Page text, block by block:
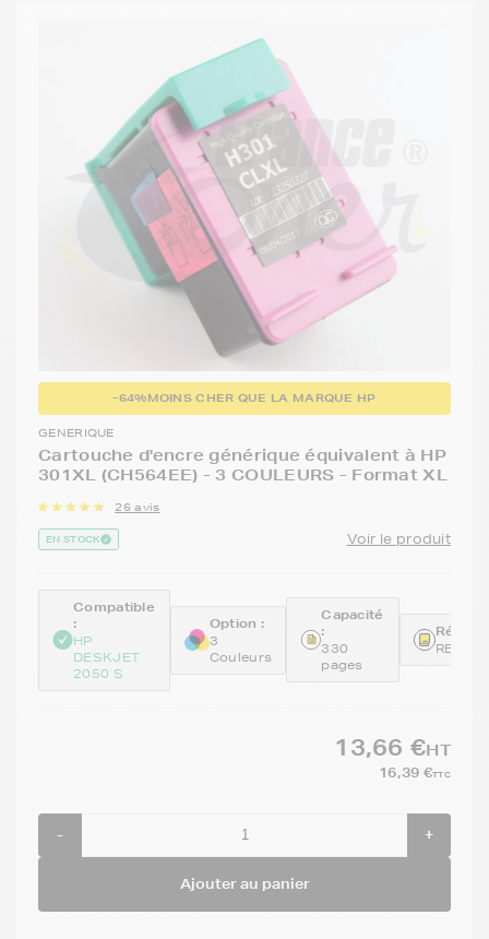
-64%MOINS CHER QUE LA MARQUE HP
GENERIQUE
Cartouche d'encre générique équivalent à HP
301XL (CH564EE) - 3 COULEURS - Format XL
26 avis
EN STOCK Voir le produit
Compatible
:
HP
DESKJET
2050 S
Option :
3
Couleurs
Capacité
:
330
pages
13,66 €HT
16,39 €TTC
- +
Ajouter au panier